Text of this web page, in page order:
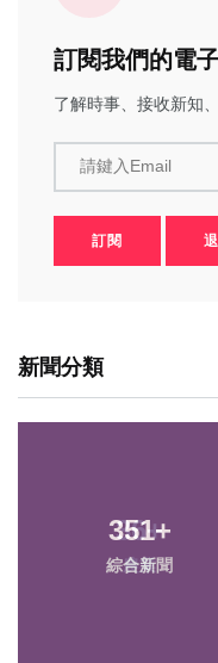
訂閱我們的電
了解時事、接收新知
請鍵入Email
訂閱
新聞分類
351+
綜合新聞
36+
農業